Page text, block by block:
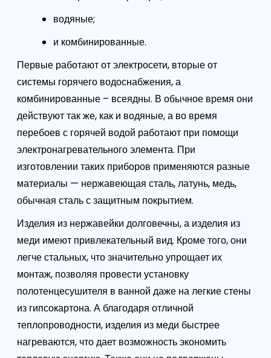
водяные;
и комбинированные.
Первые работают от электросети, вторые от
системы горячего водоснабжения, а
комбинированные – всеядны. В обычное время они
действуют так же, как и водяные, а во время
перебоев с горячей водой работают при помощи
электронагревательного элемента. При
изготовлении таких приборов применяются разные
материалы — нержавеющая сталь, латунь, медь,
обычная сталь с защитным покрытием.
Изделия из нержавейки долговечны, а изделия из
меди имеют привлекательный вид. Кроме того, они
легче стальных, что значительно упрощает их
монтаж, позволяя провести установку
полотенцесушителя в ванной даже на легкие стены
из гипсокартона. А благодаря отличной
теплопроводности, изделия из меди быстрее
нагреваются, что дает возможность экономить